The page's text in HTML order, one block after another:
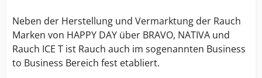
Neben der Herstellung und Vermarktung der Rauch
Marken von HAPPY DAY über BRAVO, NATIVA und
Rauch ICE T ist Rauch auch im sogenannten Business
to Business Bereich fest etabliert.